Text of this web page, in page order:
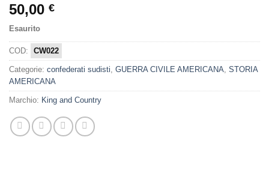
50,00 €
Esaurito
COD: CW022
Categorie: confederati sudisti GUERRA CIVILE AMERICANA STORIA
AMERICANA
Marchio: King and Country